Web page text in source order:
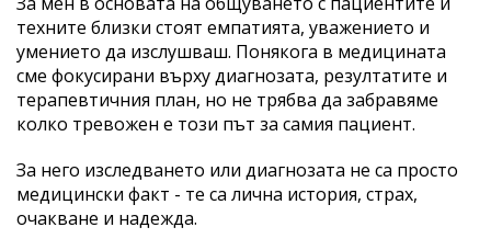
техните близки стоят емпатията, уважението и
умението да изслушваш. Понякога в медицината
сме фокусирани върху диагнозата, резултатите и
терапевтичния план, но не трябва да забравяме
колко тревожен е този път за самия пациент.
За него изследването или диагнозата не са просто
медицински факт - те са лична история, страх,
очакване и надежда.